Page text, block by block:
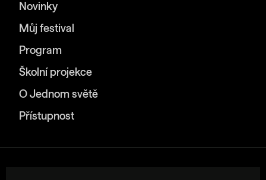
Novinky
Můj festival
Program
Školní projekce
O Jednom světě
Přístupnost